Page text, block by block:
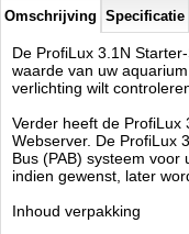
Omschrijving Specificatie
De ProfiLux 3.1N
waarde van uw
verlichting wilt
Verder heeft de ProfiLux
Webserver. De ProfiLux
Bus (PAB) systeem voor
indien gewenst, later
Inhoud verpakking